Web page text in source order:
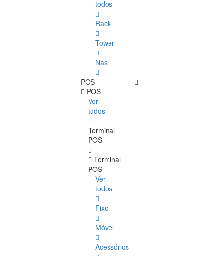
todos
Rack
Tower
Nas
POS
POS
Ver
todos
Terminal
POS
Terminal
POS
Ver
todos
Fixo
Móvel
Acessórios